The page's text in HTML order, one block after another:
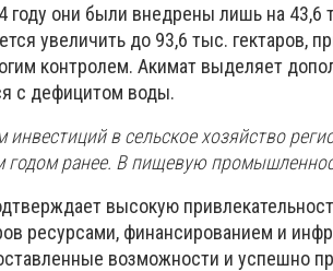
году они были внедрены лишь на 43,6
увеличить до 93,6 тыс. гектаров,
контролем. Акимат выделяет
с дефицитом воды.
инвестиций в сельское хозяйство
годом ранее. В пищевую
высокую
ресурсами, финансированием и
возможности и успешно